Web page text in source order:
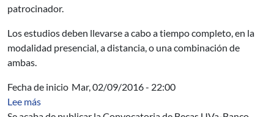
patrocinador.
Los estudios deben llevarse a cabo a tiempo completo, en la
modalidad presencial, a distancia, o una combinación de
ambas.
Fecha de inicio Mar, 02/09/2016 - 22:00
Lee mássobre Difusión convocatoria programa